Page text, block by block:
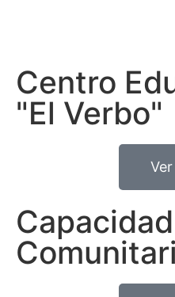
Centro
"El Verbo"
Capacidad